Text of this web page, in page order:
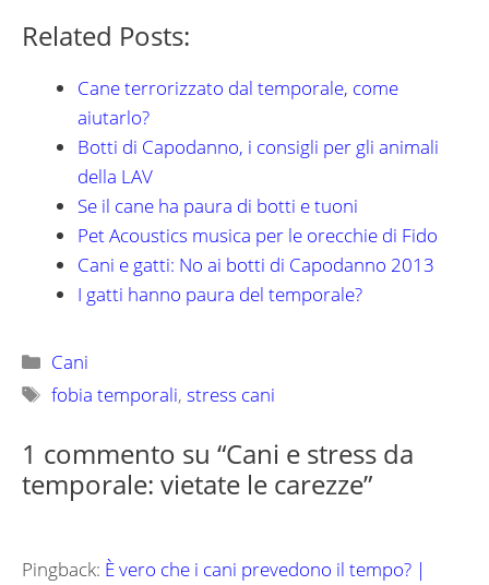
Related Posts:
Cane terrorizzato dal temporale, come
aiutarlo?
Botti di Capodanno, i consigli per gli animali
della LAV
Se il cane ha paura di botti e tuoni
Pet Acoustics musica per le orecchie di Fido
Cani e gatti: No ai botti di Capodanno 2013
I gatti hanno paura del temporale?
Categorie
Cani
Tag
fobia temporali,stress cani
1 commento su “Cani e stress da
temporale: vietate le carezze”
Pingback: È vero che i cani prevedono il tempo? |